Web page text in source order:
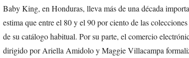
Baby King, en Honduras, lleva más de una década
estima que entre el 80 y el 90 por ciento de las
de su catálogo habitual. Por su parte, el comercio
dirigido por Ariella Amidolo y Maggie Villacampa